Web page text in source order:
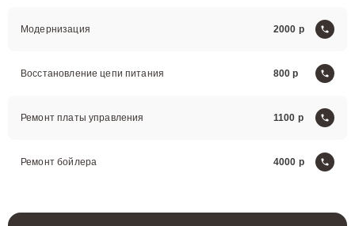
Модернизация 2000
Восстановление цепи питания 800
Ремонт платы управления 1100
Ремонт бойлера 4000